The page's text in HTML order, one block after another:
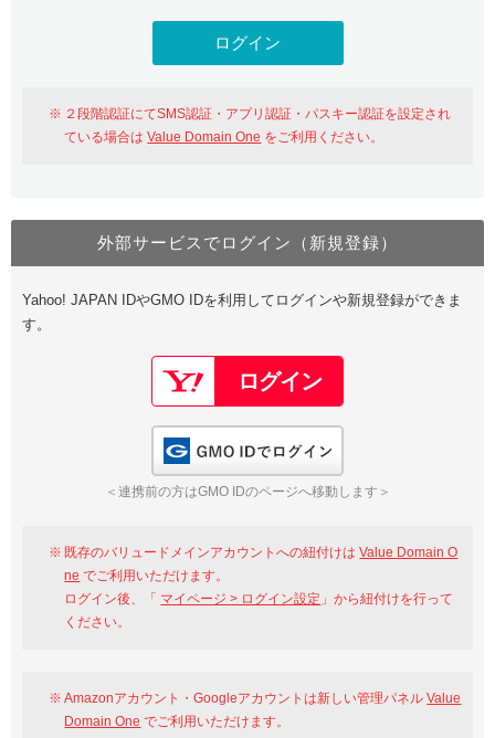
Value Domainにログイン
おすすめ One レンタルサーバーを含む最新の機能を使う方
Value Domain Oneにログイン
Google
GMO ID Amazon
※AmazonはValue Domain Oneのログイン画面へ遷移します
Value Domain Oneアカウント作成
以下でも登録可能
Google Yahoo!
GMO ID
２段階認証にてSMS認証・アプリ認証・パスキー認証を設定され
ている場合はValue Domain One をご利用ください。
外部サービスでログイン（新規登録）
Yahoo! JAPAN IDやGMO IDを利用してログインや新規登録ができま
す。
＜連携前の方はGMO IDのページへ移動します＞
既存のバリュードメインアカウントへの紐付けはValue Domain O
ne でご利用いただけます。
ログイン後、「 マイページ > ログイン設定 」から紐付けを行って
ください。
Amazonアカウント・Googleアカウントは新しい管理パネルValue
Domain One でご利用いただけます。